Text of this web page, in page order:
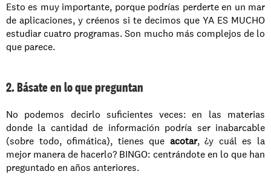
Esto es muy importante, porque podrías perderte en un mar
de aplicaciones, y créenos si te decimos que YA ES MUCHO
estudiar cuatro programas. Son mucho más complejos de lo
que parece.
2. Básate en lo que preguntan
No podemos decirlo suficientes veces: en las materias
donde la cantidad de información podría ser inabarcable
(sobre todo, ofimática), tienes que acotar, ¿y cuál es la
mejor manera de hacerlo? BINGO: centrándote en lo que han
preguntado en años anteriores.